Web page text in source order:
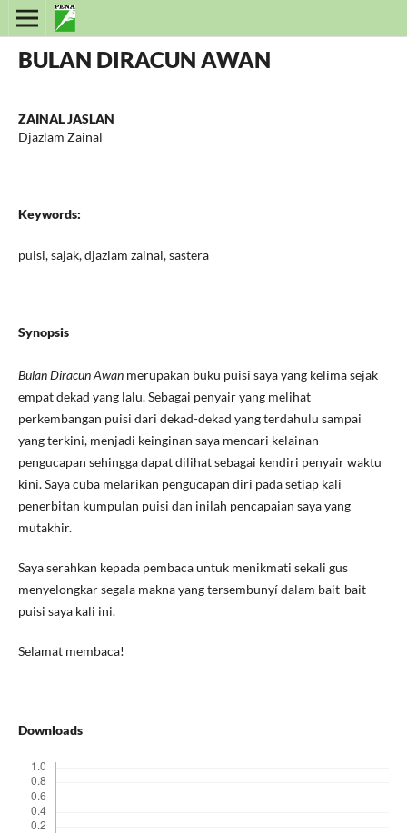
BULAN DIRACUN AWAN
ZAINAL JASLAN
Djazlam Zainal
Keywords:
puisi, sajak, djazlam zainal, sastera
Synopsis
Bulan Diracun Awanmerupakan buku puisi saya yang kelima sejak
empat dekad yang lalu. Sebagai penyair yang melihat
perkembangan puisi dari dekad-dekad yang terdahulu sampai
yang terkini, menjadi keinginan saya mencari kelainan
pengucapan sehingga dapat dilihat sebagai kendiri penyair waktu
kini. Saya cuba melarikan pengucapan diri pada setiap kali
penerbitan kumpulan puisi dan inilah pencapaian saya yang
mutakhir.
Saya serahkan kepada pembaca untuk menikmati sekali gus
menyelongkar segala makna yang tersembunyí dalam bait-bait
puisi saya kali ini.
Selamat membaca!
Downloads